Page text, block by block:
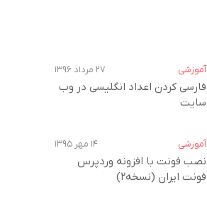
آموزشی ۲۷ مرداد ۱۳۹۶
فارسی کردن اعداد انگلیسی در وب‌
سایت
آموزشی ۱۴ مهر ۱۳۹۵
نصب فونت با افزونه وردپرس
فونت ایران (نسخه2)